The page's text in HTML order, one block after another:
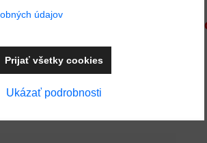
Ak máte otázky, radi vám
údajov
Ukázať podrobnosti
Prijať všetky cookies